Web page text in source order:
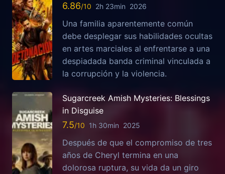
6.86 2h 23min 2026
Una familia aparentemente común
debe desplegar sus habilidades ocultas
en artes marciales al enfrentarse a una
despiadada banda criminal vinculada a
la corrupción y la violencia.
Sugarcreek Amish Mysteries: Blessings
in Disguise
7.5 1h 30min 2025
Después de que el compromiso de tres
años de Cheryl termina en una
dolorosa ruptura, su vida da un giro